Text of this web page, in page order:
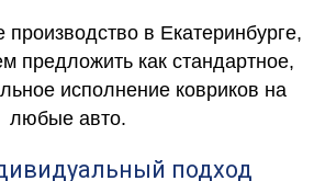
производство в Екатеринбурге,
предложить как стандартное,
исполнение ковриков на
любые авто.
подход